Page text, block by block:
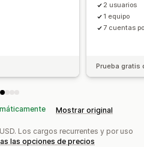
2 usuarios
1 equipo
7 cuentas
Prueba gratis
Mostrar original
Los cargos recurrentes y por uso
las opciones de precios